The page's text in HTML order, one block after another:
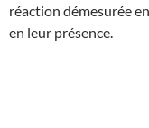
réaction démesurée
en leur présence.